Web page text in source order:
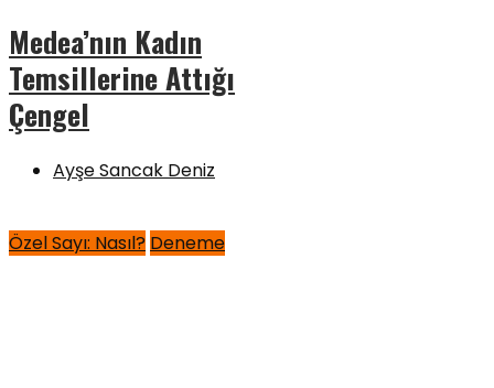
Medea’nın Kadın
Temsillerine Attığı
Çengel
Ayşe Sancak Deniz
Özel Sayı: Nasıl? Deneme